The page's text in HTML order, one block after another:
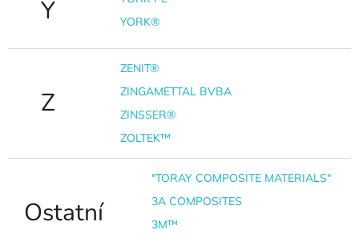
Y
YORK®
Z
ZENIT®
ZINGAMETTAL BVBA
ZINSSER®
ZOLTEK™
Ostatní
"TORAY COMPOSITE MATERIALS"
3A COMPOSITES
3M™